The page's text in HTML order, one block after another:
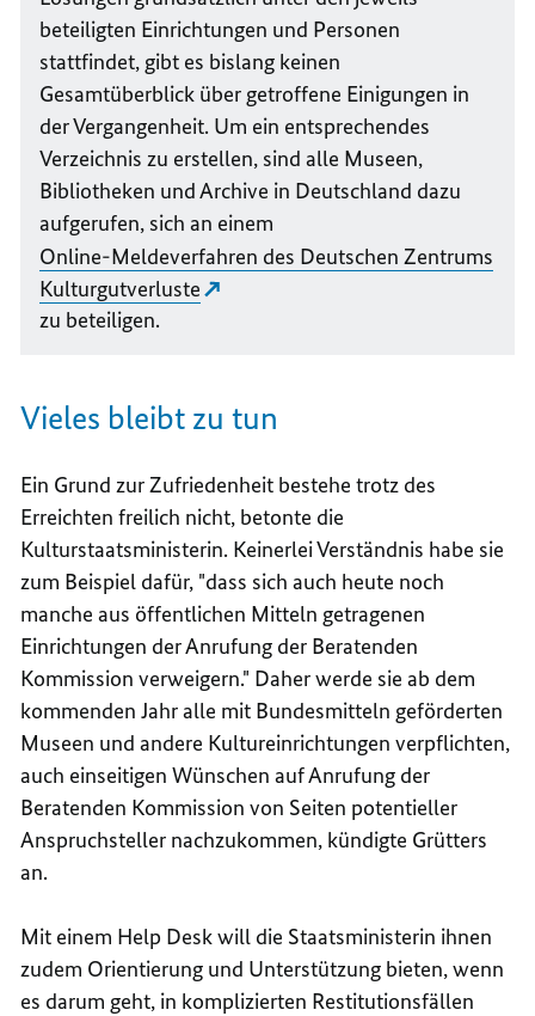
beteiligten Einrichtungen und Personen
stattfindet, gibt es bislang keinen
Gesamtüberblick über getroffene Einigungen in
der Vergangenheit. Um ein entsprechendes
Verzeichnis zu erstellen, sind alle Museen,
Bibliotheken und Archive in Deutschland dazu
aufgerufen, sich an einem
Online-Meldeverfahren des Deutschen Zentrums
Kulturgutverluste
zu beteiligen.
Vieles bleibt zu tun
Ein Grund zur Zufriedenheit bestehe trotz des
Erreichten freilich nicht, betonte die
Kulturstaatsministerin. Keinerlei Verständnis habe sie
zum Beispiel dafür, "dass sich auch heute noch
manche aus öffentlichen Mitteln getragenen
Einrichtungen der Anrufung der Beratenden
Kommission verweigern." Daher werde sie ab dem
kommenden Jahr alle mit Bundesmitteln geförderten
Museen und andere Kultureinrichtungen verpflichten,
auch einseitigen Wünschen auf Anrufung der
Beratenden Kommission von Seiten potentieller
Anspruchsteller nachzukommen, kündigte Grütters
an.
Mit einem Help Deskwill die Staatsministerin ihnen
zudem Orientierung und Unterstützung bieten, wenn
es darum geht, in komplizierten Restitutionsfällen